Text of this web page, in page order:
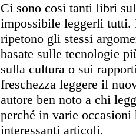
Ci sono così tanti libri
impossibile leggerli tutti.
ripetono gli stessi
basate sulle tecnologie
sulla cultura o sui
freschezza leggere il
autore ben noto a chi
perché in varie
interessanti articoli.